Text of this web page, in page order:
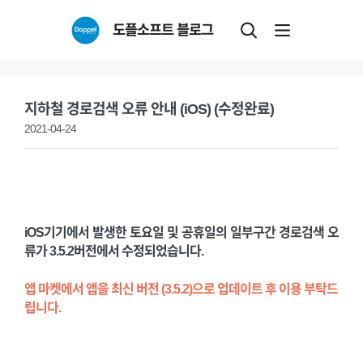
도플소프트 블로그
지하철 경로검색 오류 안내 (iOS) (수정완료)
2021-04-24
iOS기기에서 발생한 토요일 및 공휴일의 일부구간 경로검색 오
류가 3.5.2버전에서 수정되었습니다.
앱 마켓에서 앱을 최신 버전 (3.5.2)으로 업데이트 후 이용 부탁드
립니다.